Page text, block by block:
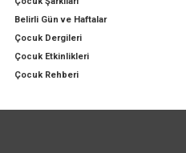
Belirli Gün ve Haftalar
Çocuk Dergileri
Çocuk Etkinlikleri
Çocuk Rehberi